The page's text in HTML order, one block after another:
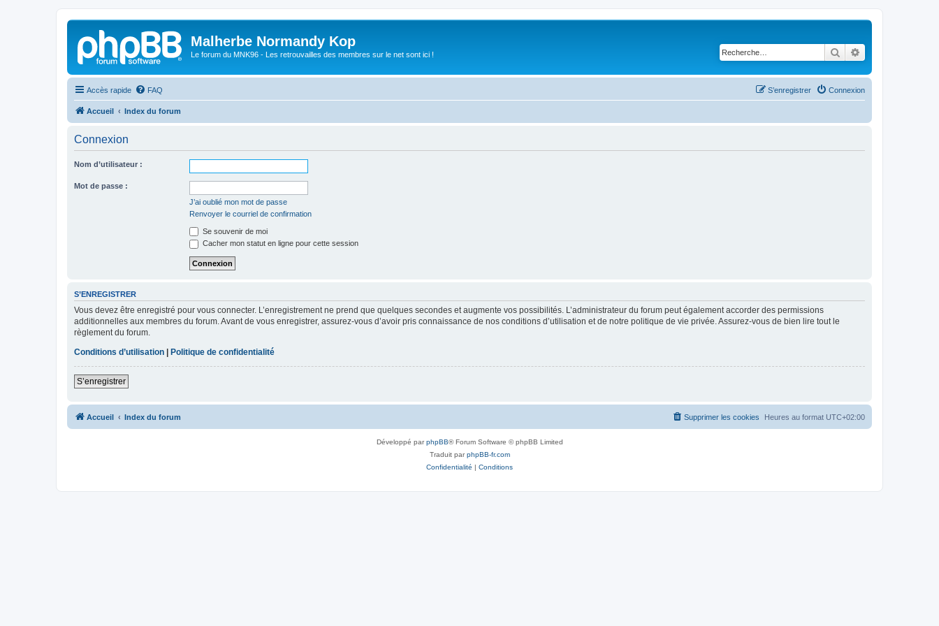
Malherbe Normandy Kop
Le forum du MNK96 - Les retrouvailles des membres sur le net sont ici ! Rechercher
Accès rapide FAQ Connexion
S’enregistrer
Accueil Index du forum
Connexion
Nom d’utilisateur :
Mot de passe :
J’ai oublié mon mot de passe
Renvoyer le courriel de confirmation
Se souvenir de moi
Cacher mon statut en ligne pour cette session
S’ENREGISTRER
Vous devez être enregistré pour vous connecter. L’enregistrement ne prend que quelques secondes et augmente vos possibilités. L’administrateur du forum peut également accorder des permissions
additionnelles aux membres du forum. Avant de vous enregistrer, assurez-vous d’avoir pris connaissance de nos conditions d’utilisation et de notre politique de vie privée. Assurez-vous de bien lire tout le
règlement du forum.
Conditions d’utilisation
Politique de confidentialité
S’enregistrer
Accueil Index du forum Heures au format UTC+02:00
Supprimer les cookies
Développé parphpBB® Forum Software © phpBB Limited
Traduit parphpBB-fr.com
Confidentialité | Conditions